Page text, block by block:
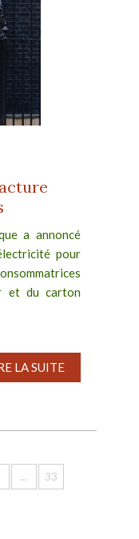
a annoncé
pour
et du carton
LA SUITE
... 33